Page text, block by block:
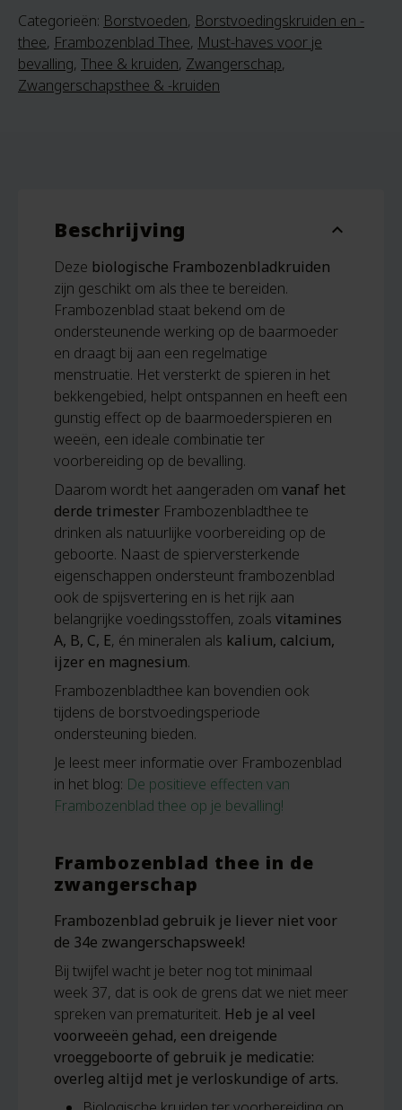
Categorieën: Borstvoeden, Borstvoedingskruiden en -
thee, Frambozenblad Thee, Must-haves voor je
bevalling, Thee & kruiden, Zwangerschap,
Zwangerschapsthee & -kruiden
Beschrijving expand_more
Deze biologische Frambozenbladkruiden
zijn geschikt om als thee te bereiden.
Frambozenblad staat bekend om de
ondersteunende werking op de baarmoeder
en draagt bij aan een regelmatige
menstruatie. Het versterkt de spieren in het
bekkengebied, helpt ontspannen en heeft een
gunstig effect op de baarmoederspieren en
weeën, een ideale combinatie ter
voorbereiding op de bevalling.
Daarom wordt het aangeraden om vanaf het
derde trimester Frambozenbladthee te
drinken als natuurlijke voorbereiding op de
geboorte. Naast de spierversterkende
eigenschappen ondersteunt frambozenblad
ook de spijsvertering en is het rijk aan
belangrijke voedingsstoffen, zoals vitamines
A, B, C, E, én mineralen als kalium, calcium,
ijzer en magnesium.
Frambozenbladthee kan bovendien ook
tijdens de borstvoedingsperiode
ondersteuning bieden.
Je leest meer informatie over Frambozenblad
in het blog: De positieve effecten van
Frambozenblad thee op je bevalling!
Frambozenblad thee in de
zwangerschap
Frambozenblad gebruik je liever niet voor
de 34e zwangerschapsweek!
Bij twijfel wacht je beter nog tot minimaal
week 37, dat is ook de grens dat we niet meer
spreken van prematuriteit. Heb je al veel
voorweeën gehad, een dreigende
vroeggeboorte of gebruik je medicatie:
overleg altijd met je verloskundige of arts.